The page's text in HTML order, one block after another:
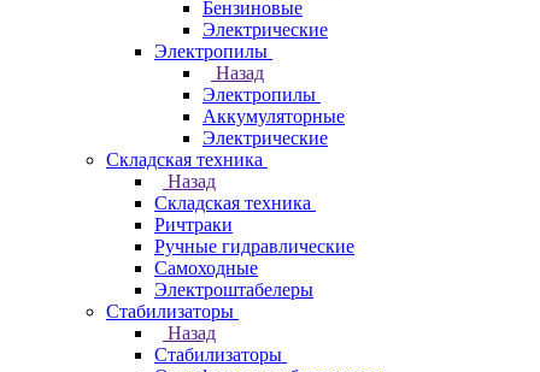
Бензиновые
Электрические
Электропилы
Назад
Электропилы
Аккумуляторные
Электрические
Складская техника
Назад
Складская техника
Ричтраки
Ручные гидравлические
Самоходные
Электроштабелеры
Стабилизаторы
Назад
Стабилизаторы